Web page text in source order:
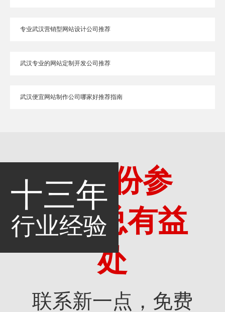
专业武汉营销型网站设计公司推荐
武汉专业的网站定制开发公司推荐
武汉便宜网站制作公司哪家好推荐指南
十三年
行业经验
多一份参
考，总有益
处
联系新一点，免费